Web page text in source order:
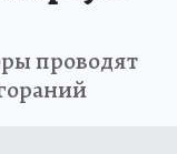
проводят